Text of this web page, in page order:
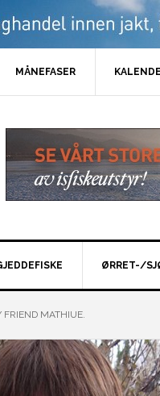
MÅNEFASER
ØRRET-/
FRIEND MATHIUE.